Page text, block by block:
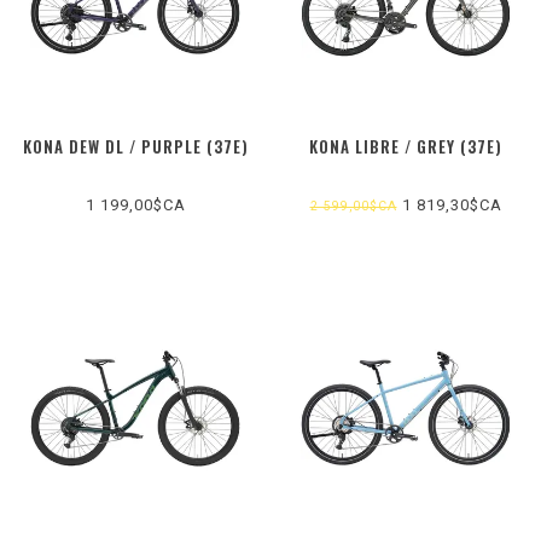
KONA DEW DL / PURPLE (37E)
1 199,00$CA
KONA LIBRE / GREY (37E)
2 599,00$CA1 819,30$CA